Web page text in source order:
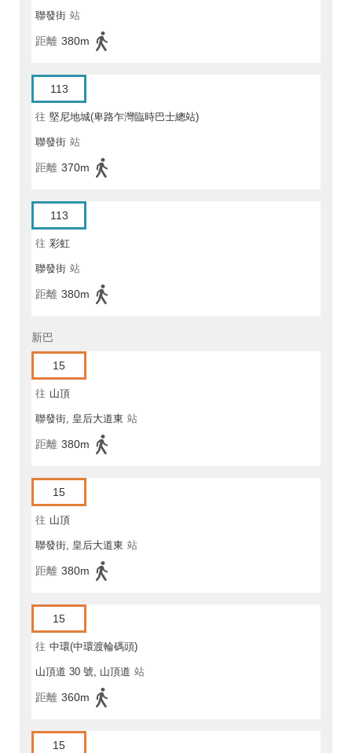
聯發街 站
距離 380m
113
往 堅尼地城(卑路乍灣臨時巴士總站)
聯發街 站
距離 370m
113
往 彩虹
聯發街 站
距離 380m
新巴
15
往 山頂
聯發街, 皇后大道東 站
距離 380m
15
往 山頂
聯發街, 皇后大道東 站
距離 380m
15
往 中環(中環渡輪碼頭)
山頂道 30 號, 山頂道 站
距離 360m
15